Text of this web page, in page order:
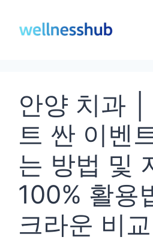
안양 치과
트 싼 이벤
는 방법 및
100% 활용
크라운 비